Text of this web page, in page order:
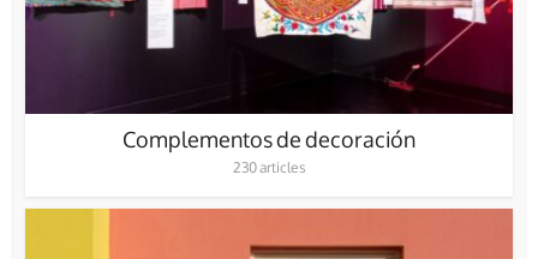
Complementos de decoración
230 articles